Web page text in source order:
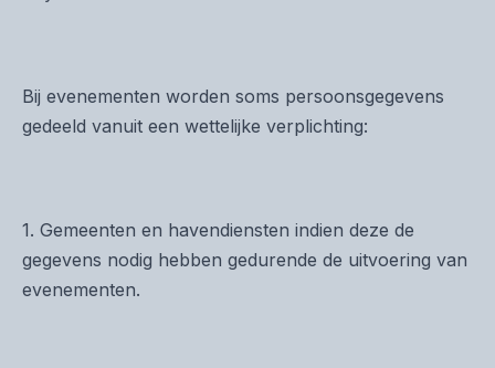
Bij evenementen worden soms persoonsgegevens
gedeeld vanuit een wettelijke verplichting:
1. Gemeenten en havendiensten indien deze de
gegevens nodig hebben gedurende de uitvoering van
evenementen.